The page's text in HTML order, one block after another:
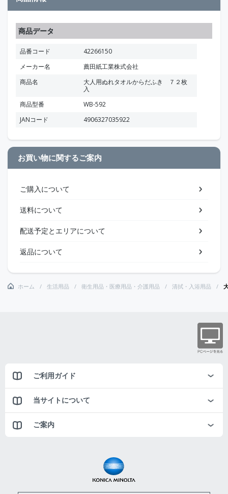
商品データ
品番コード
42266150
メーカー名
薦田紙工業株式会社
商品名
大人用ぬれタオルからだふき ７２枚
入
商品型番
WB-592
JANコード
4906327035922
お買い物に関するご案内
ご購入について
送料について
配送予定とエリアについて
返品について
ホーム 生活用品 衛生用品・医療用品・介護用品 清拭・入浴用品
ご利用ガイド
当サイトについて
ご案内